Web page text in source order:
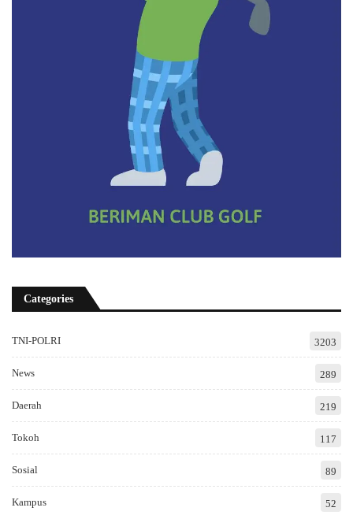
Categories
TNI-POLRI 3203
News 289
Daerah 219
Tokoh 117
Sosial 89
Kampus 52